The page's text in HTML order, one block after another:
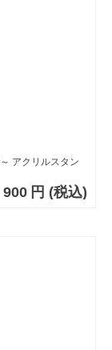
アクリルスタン
900 円 (税込)